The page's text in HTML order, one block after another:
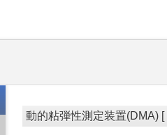
動的粘弾性測定装置(DMA)